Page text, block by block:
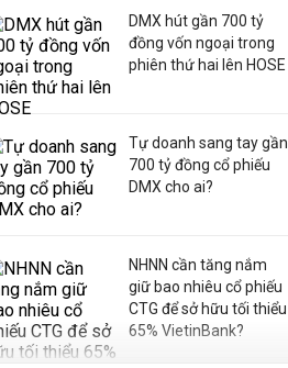
DMX hút gần 700 tỷ
đồng vốn ngoại trong
phiên thứ hai lên HOSE
Tự doanh sang tay gần
700 tỷ đồng cổ phiếu
DMX cho ai?
NHNN cần tăng nắm
giữ bao nhiêu cổ phiếu
CTG để sở hữu tối thiểu
65% VietinBank?